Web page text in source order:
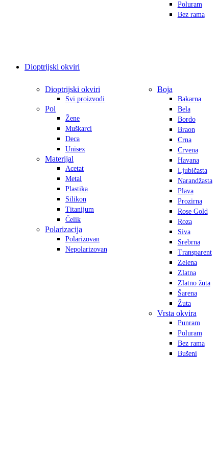
Poluram
Bez rama
Dioptrijski okviri
Dioptrijski okviri
Svi proizvodi
Pol
Žene
Muškarci
Deca
Unisex
Materijal
Acetat
Metal
Plastika
Silikon
Titanijum
Čelik
Polarizacija
Polarizovan
Nepolarizovan
Boja
Bakarna
Bela
Bordo
Braon
Crna
Crvena
Havana
Ljubičasta
Narandžasta
Plava
Prozirna
Rose Gold
Roza
Siva
Srebrna
Transparent
Zelena
Zlatna
Zlatno žuta
Šarena
Žuta
Vrsta okvira
Punram
Poluram
Bez rama
Bušeni